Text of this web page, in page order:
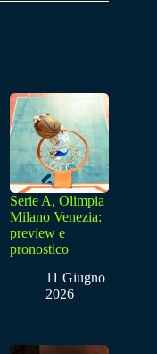
Serie A, Olimpia
Milano Venezia:
preview e
pronostico
11 Giugno
2026